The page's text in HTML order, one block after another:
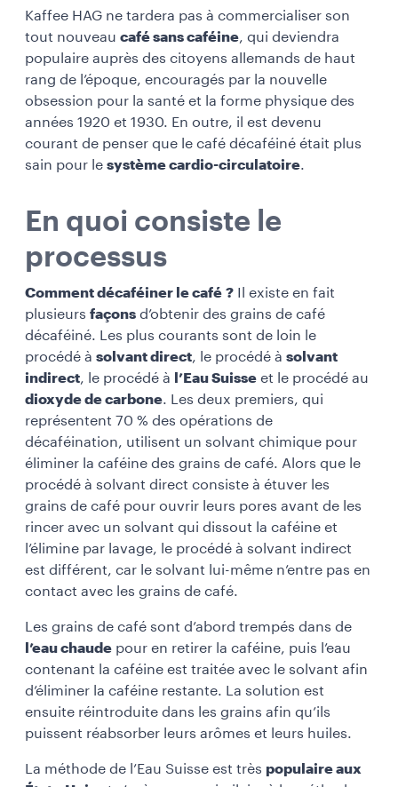
Kaffee HAG ne tardera pas à commercialiser son
tout nouveau café sans caféine, qui deviendra
populaire auprès des citoyens allemands de haut
rang de l’époque, encouragés par la nouvelle
obsession pour la santé et la forme physique des
années 1920 et 1930. En outre, il est devenu
courant de penser que le café décaféiné était plus
sain pour le système cardio-circulatoire.
En quoi consiste le
processus
Comment décaféiner le café ? Il existe en fait
plusieurs façons d’obtenir des grains de café
décaféiné. Les plus courants sont de loin le
procédé à solvant direct, le procédé à solvant
indirect, le procédé à l’Eau Suisse et le procédé au
dioxyde de carbone. Les deux premiers, qui
représentent 70 % des opérations de
décaféination, utilisent un solvant chimique pour
éliminer la caféine des grains de café. Alors que le
procédé à solvant direct consiste à étuver les
grains de café pour ouvrir leurs pores avant de les
rincer avec un solvant qui dissout la caféine et
l’élimine par lavage, le procédé à solvant indirect
est différent, car le solvant lui-même n’entre pas en
contact avec les grains de café.
Les grains de café sont d’abord trempés dans de
l’eau chaude pour en retirer la caféine, puis l’eau
contenant la caféine est traitée avec le solvant afin
d’éliminer la caféine restante. La solution est
ensuite réintroduite dans les grains afin qu’ils
puissent réabsorber leurs arômes et leurs huiles.
La méthode de l’Eau Suisse est très populaire aux